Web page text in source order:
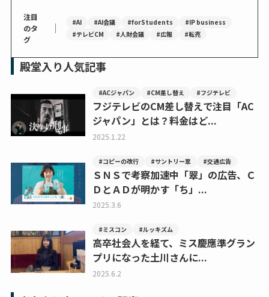
注目
のタ
グ
｜ #AI #AI会議 #forStudents
#IP business
#テレビCM
#人財会議 #広報 #転売
殿堂入り人気記事
#ACジャパン #CM差し替え #フジテレビ
フジテレビのCM差し替えで注目「AC
ジャパン」とは？料金はど...
2025.1.22
#コピーの改行 #サントリー翠 #交通広告
ＳＮＳで考察加速中「翠」の広告、Ｃ
ＤとＡＤが明かす「ち」...
2025.3.6
#ミスコン #ルッキズム
高卒社会人を経て、ミス慶應準グラン
プリになった土川さんに...
2025.6.2